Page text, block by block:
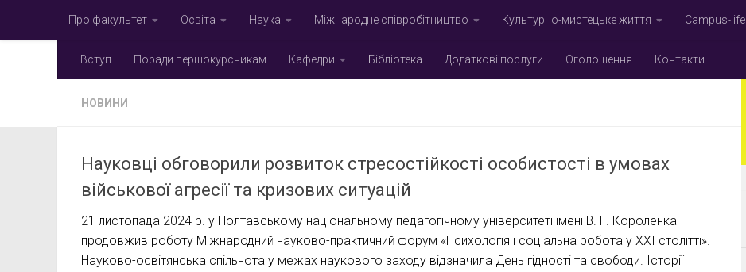
Skip to contentПро факультет Освіта Наука Міжнародне співробітництво Культурно-мистецьке життя Campus-life
Вступ Поради першокурсникам Кафедри Бібліотека Додаткові послуги Оголошення Контакти
НОВИНИ
Науковці обговорили розвиток стресостійкості особистості в умовах
військової агресії та кризових ситуацій
21 листопада 2024 р. у Полтавському національному педагогічному університеті імені В. Г. Короленка
продовжив роботу Міжнародний науково-практичний форум «Психологія і соціальна робота у ХХІ столітті».
Науково-освітянська спільнота у межах наукового заходу відзначила День гідності та свободи. Історії